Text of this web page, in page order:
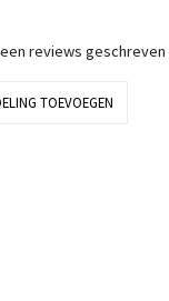
reviews
TOEVOEGEN